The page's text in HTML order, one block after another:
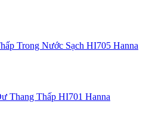
Trong Nước Sạch HI705 Hanna
Thang Thấp HI701 Hanna